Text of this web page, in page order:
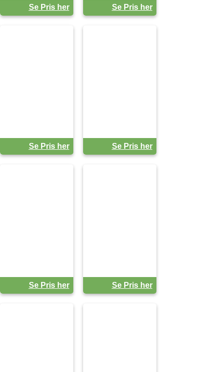
Se Pris her Se Pris her
Se Pris her Se Pris her
Se Pris her Se Pris her